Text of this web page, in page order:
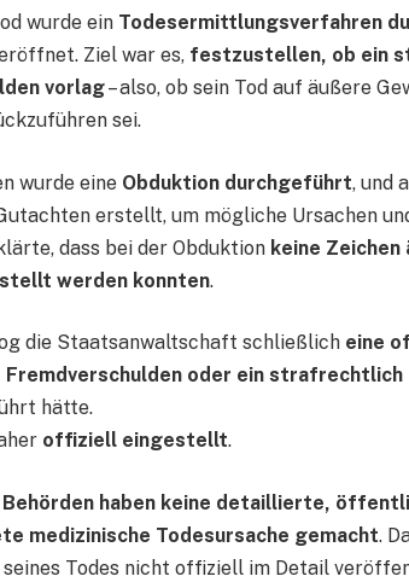
wurde ein Todesermittlungsverfahren
Ziel war es, festzustellen, ob ein
vorlag– also, ob sein Tod auf äußere
sei.
wurde eine Obduktion durchgeführt, und
erstellt, um mögliche Ursachen
dass bei der Obduktion keine
werden konnten.
die Staatsanwaltschaft schließlich eine
Fremdverschulden oder ein
hätte.
offiziell eingestellt.
Behörden haben keine detaillierte,
medizinische Todesursache gemacht.
seines Todes nicht offiziell im Detail